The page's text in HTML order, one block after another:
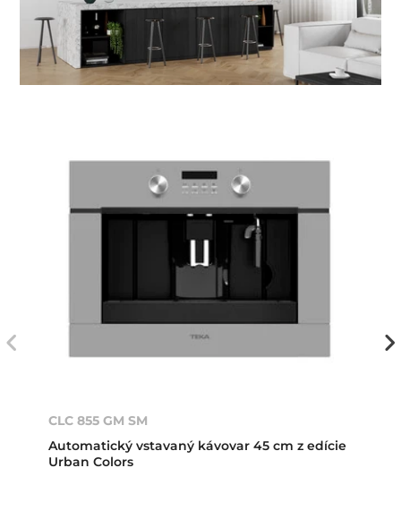
CLC 855 GM SM
Automatický vstavaný kávovar 45 cm z edície
Urban Colors